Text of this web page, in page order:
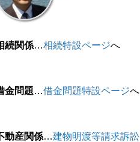
料相談のご予約
金・費用
続関係…相続特設ページへ
金問題…借金問題特設ページへ
動産関係…建物明渡等請求訴訟